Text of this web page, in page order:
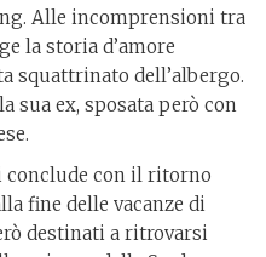
Alle incomprensioni tra
la storia d’amore
squattrinato dell’albergo.
sua ex, sposata però con
con il ritorno
fine delle vacanze di
destinati a ritrovarsi